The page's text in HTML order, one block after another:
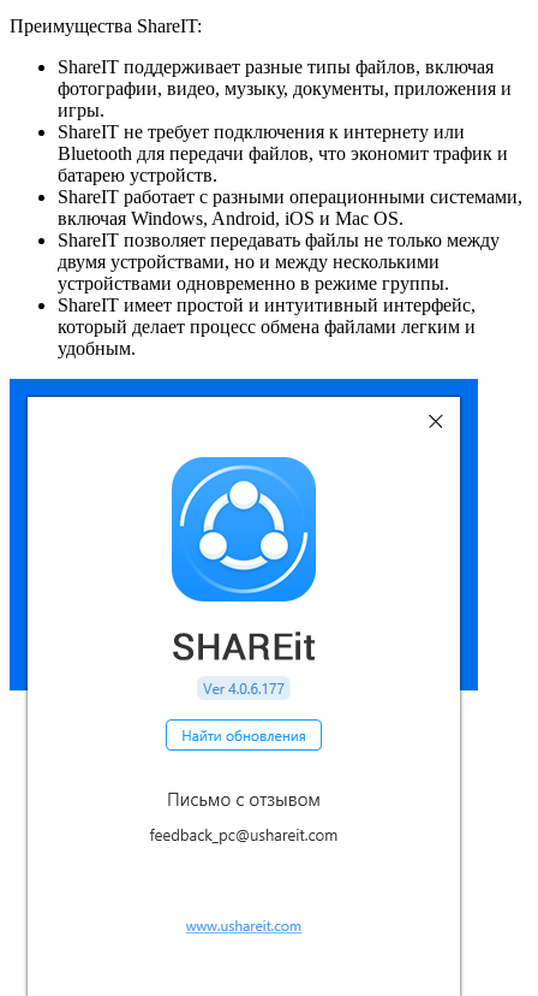
Преимущества ShareIT:
ShareIT поддерживает разные типы файлов, включая
фотографии, видео, музыку, документы, приложения и
игры.
ShareIT не требует подключения к интернету или
Bluetooth для передачи файлов, что экономит трафик и
батарею устройств.
ShareIT работает с разными операционными системами,
включая Windows, Android, iOS и Mac OS.
ShareIT позволяет передавать файлы не только между
двумя устройствами, но и между несколькими
устройствами одновременно в режиме группы.
ShareIT имеет простой и интуитивный интерфейс,
который делает процесс обмена файлами легким и
удобным.